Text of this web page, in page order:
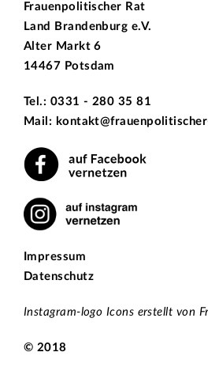
Frauenpolitischer Rat
Land Brandenburg e.V.
Alter Markt 6
14467 Potsdam
Tel.: 0331 - 280 35 81
Mail:
Impressum
Datenschutz
Instagram-logo Icons erstellt von
© 2018